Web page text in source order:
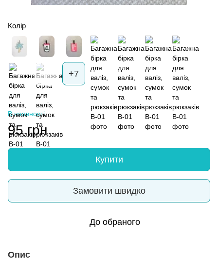
Колір
+7
В наявності
95 грн
Купити
Замовити швидко
До обраного
Опис